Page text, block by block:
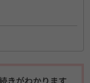
てるように日々